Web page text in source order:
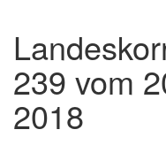
239 vom
2018